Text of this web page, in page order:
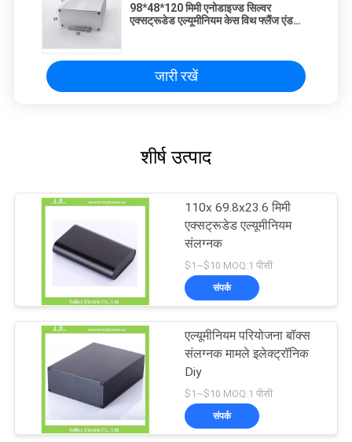
98*48*120 मिमी एनोडाइज्ड सिल्वर
एक्सट्रूडेड एल्यूमीनियम केस विथ फ्लैंज एंड
जारी रखें
शीर्ष उत्पाद
110x 69.8x23.6 मिमी
एक्सट्रूडेड एल्यूमीनियम
संलग्नक
$1~$10 MOQ:1 पीसी
संपर्क
एल्यूमीनियम परियोजना बॉक्स
संलग्नक मामले इलेक्ट्रॉनिक
Diy
$1~$10 MOQ:1 पीसी
संपर्क